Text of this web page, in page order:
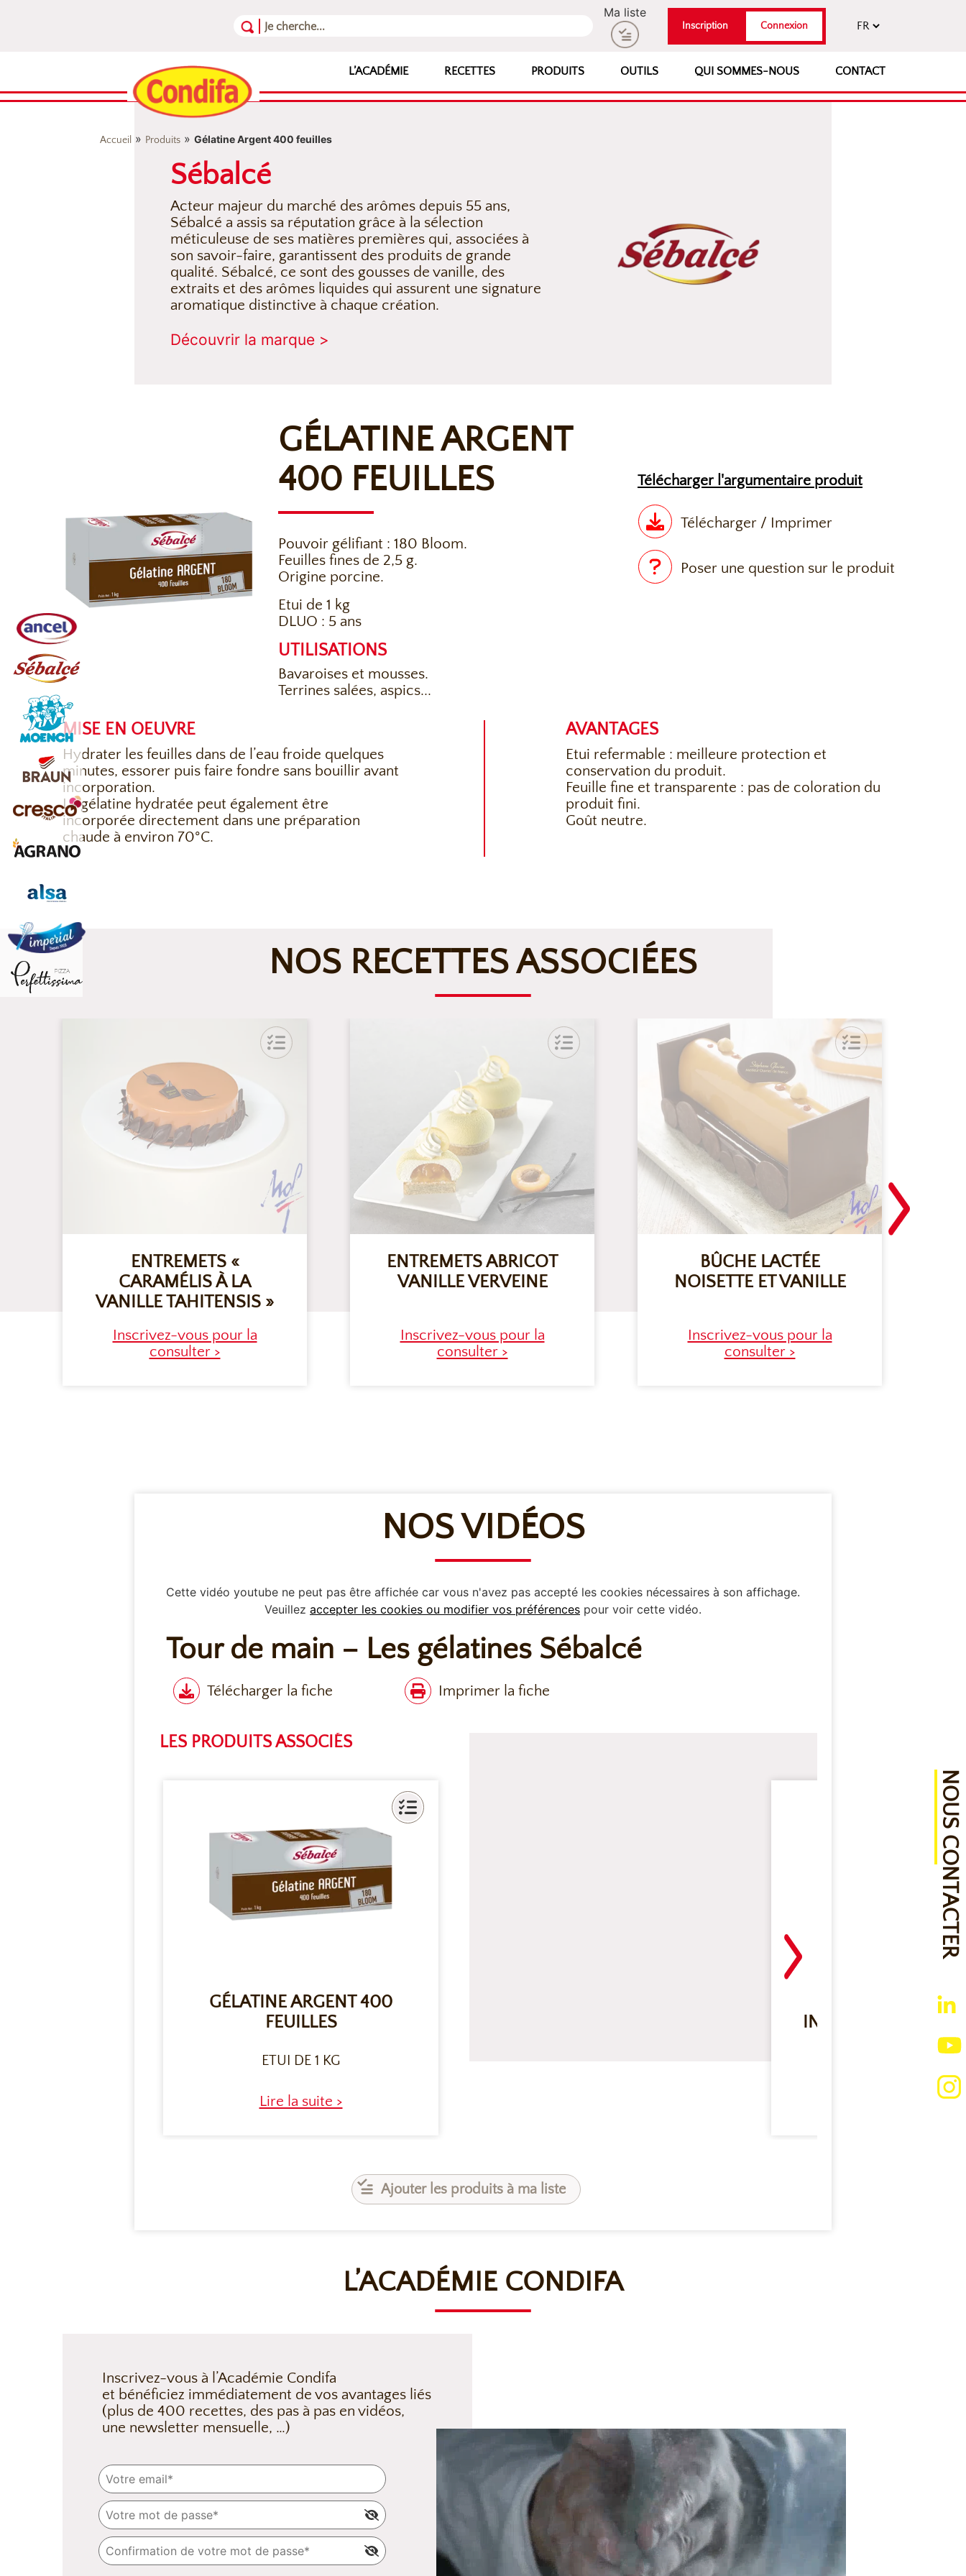
Ma liste
Inscription Connexion
L’ACADÉMIE RECETTES PRODUITS OUTILS QUI SOMMES-NOUS CONTACT
NOUS CONTACTER
Aller au contenu
Aller au menu
Aller au pied de page
Accueil» Produits» Gélatine Argent 400 feuilles
Sébalcé
Acteur majeur du marché des arômes depuis 55 ans,
Sébalcé a assis sa réputation grâce à la sélection
méticuleuse de ses matières premières qui, associées à
son savoir-faire, garantissent des produits de grande
qualité. Sébalcé, ce sont des gousses de vanille, des
extraits et des arômes liquides qui assurent une signature
aromatique distinctive à chaque création.
Découvrir la marque >
GÉLATINE ARGENT
400 FEUILLES
Pouvoir gélifiant : 180 Bloom.
Feuilles fines de 2,5 g.
Origine porcine.
Etui de 1 kg
DLUO : 5 ans
UTILISATIONS
Bavaroises et mousses.
Terrines salées, aspics...
Télécharger l'argumentaire produit
Télécharger / Imprimer
Poser une question sur le produit
MISE EN OEUVRE
Hydrater les feuilles dans de l’eau froide quelques
minutes, essorer puis faire fondre sans bouillir avant
incorporation.
La gélatine hydratée peut également être
incorporée directement dans une préparation
chaude à environ 70°C.
AVANTAGES
Etui refermable : meilleure protection et
conservation du produit.
Feuille fine et transparente : pas de coloration du
produit fini.
Goût neutre.
NOS RECETTES ASSOCIÉES
ENTREMETS «
CARAMÉLIS À LA
VANILLE TAHITENSIS »
Inscrivez-vous pour la
consulter >
ENTREMETS ABRICOT
VANILLE VERVEINE
Inscrivez-vous pour la
consulter >
BÛCHE LACTÉE
NOISETTE ET VANILLE
Inscrivez-vous pour la
consulter >
NOS VIDÉOS
Cette vidéo youtube ne peut pas être affichée car vous n'avez pas accepté les cookies nécessaires à son affichage.
Veuillez accepter les cookies ou modifier vos préférences pour voir cette vidéo.
Tour de main – Les gélatines Sébalcé
Télécharger la fiche Imprimer la fiche
LES PRODUITS ASSOCIÉS
GÉLATINE ARGENT 400
FEUILLES
ETUI DE 1 KG
Lire la suite >
GÉLATINE
INSTANTANÉE EN
Lire la suite >
Ajouter les produits à ma liste
L’ACADÉMIE CONDIFA
Inscrivez-vous à l’Académie Condifa
et bénéficiez immédiatement de vos avantages liés
(plus de 400 recettes, des pas à pas en vidéos,
une newsletter mensuelle, …)